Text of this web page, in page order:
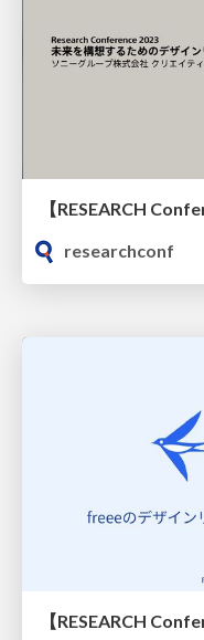
researchconf